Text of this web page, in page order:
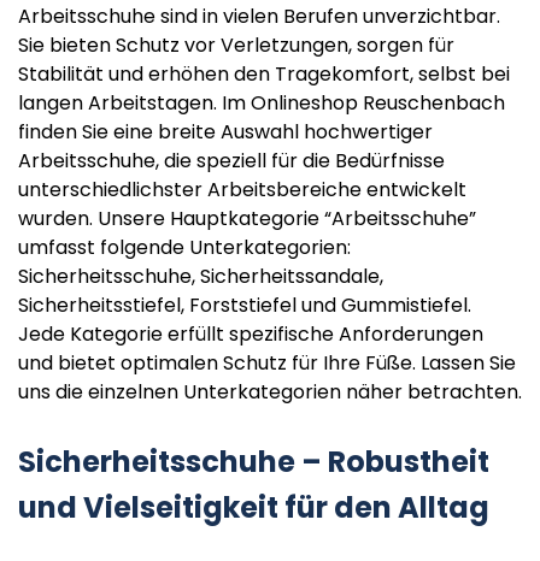
Arbeitsschuhe sind in vielen Berufen unverzichtbar.
Sie bieten Schutz vor Verletzungen, sorgen für
Stabilität und erhöhen den Tragekomfort, selbst bei
langen Arbeitstagen. Im Onlineshop Reuschenbach
finden Sie eine breite Auswahl hochwertiger
Arbeitsschuhe, die speziell für die Bedürfnisse
unterschiedlichster Arbeitsbereiche entwickelt
wurden. Unsere Hauptkategorie “Arbeitsschuhe”
umfasst folgende Unterkategorien:
Sicherheitsschuhe, Sicherheitssandale,
Sicherheitsstiefel, Forststiefel und Gummistiefel.
Jede Kategorie erfüllt spezifische Anforderungen
und bietet optimalen Schutz für Ihre Füße. Lassen Sie
uns die einzelnen Unterkategorien näher betrachten.
Sicherheitsschuhe – Robustheit
und Vielseitigkeit für den Alltag